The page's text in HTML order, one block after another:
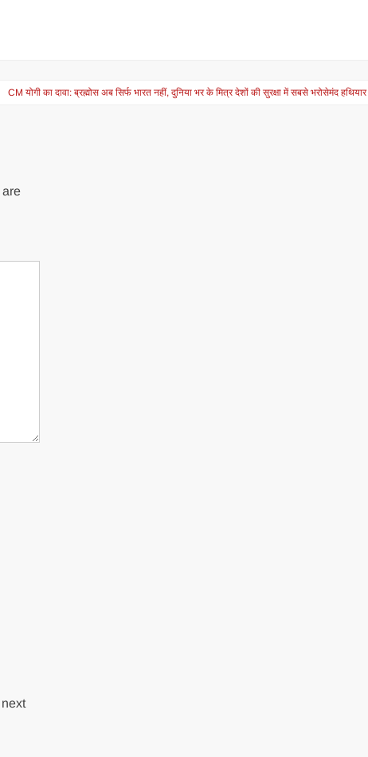
CM योगी का दावा: ब्रह्मोस अब सिर्फ भारत नहीं, दुनिया भर के मित्र देशों की सुरक्षा में सबसे भरोसेमंद हथियार